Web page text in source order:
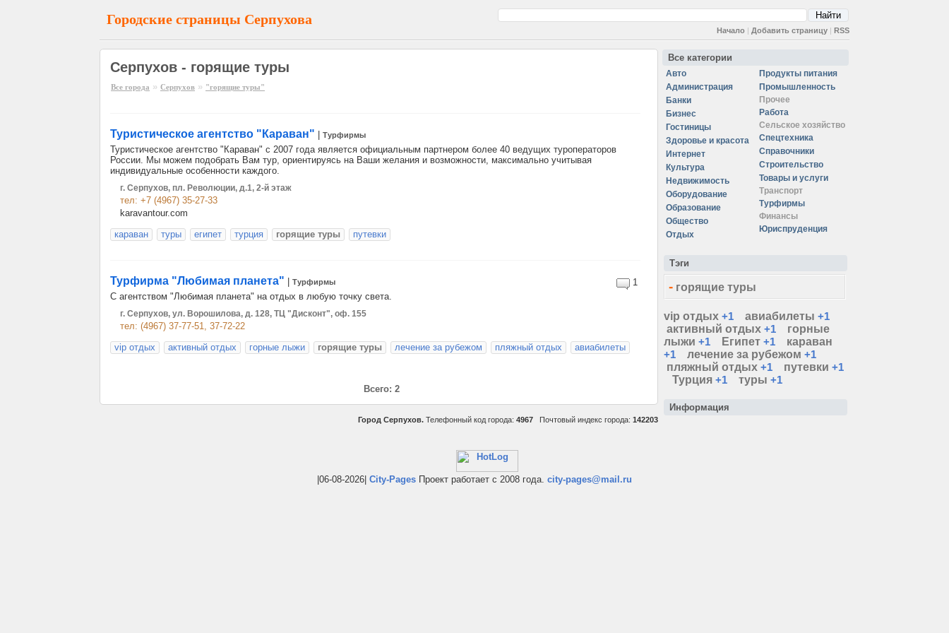
Городские страницы Серпухова
Начало | Добавить страницу | RSS
Серпухов - горящие туры
Все города » Серпухов » "горящие туры"
Туристическое агентство "Караван" Турфирмы
Туристическое агентство "Караван" с 2007 года является официальным партнером более 40 ведущих туроператоров
России. Мы можем подобрать Вам тур, ориентируясь на Ваши желания и возможности, максимально учитывая
индивидуальные особенности каждого.
г. Серпухов, пл. Революции, д.1, 2-й этаж
тел: +7 (4967) 35-27-33
karavantour.com
караван
туры египет турция горящие туры путевки
1
Турфирма "Любимая планета" Турфирмы
С агентством "Любимая планета" на отдых в любую точку света.
г. Серпухов, ул. Ворошилова, д. 128, ТЦ "Дисконт", оф. 155
тел: (4967) 37-77-51, 37-72-22
vip отдых
активный отдых горные лыжи горящие туры лечение за рубежом пляжный отдых авиабилеты
Всего: 2
Город Серпухов. Телефонный код города: 4967 Почтовый индекс города: 142203
Все категории
Авто
Администрация
Банки
Бизнес
Гостиницы
Здоровье и красота
Интернет
Культура
Недвижимость
Оборудование
Образование
Общество
Отдых
Продукты питания
Промышленность
Прочее
Работа
Сельское хозяйство
Спецтехника
Справочники
Строительство
Товары и услуги
Транспорт
Турфирмы
Финансы
Юриспруденция
Тэги
- горящие туры
vip отдых +1 авиабилеты +1
активный отдых +1
горные
лыжи +1 Египет +1
караван
+1
лечение за рубежом +1
пляжный отдых +1 путевки +1
Турция +1 туры +1
Информация
|06-08-2026| City-Pages Проект работает с 2008 года. city-pages@mail.ru